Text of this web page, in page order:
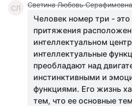
СЛ Светина Любовь Серафимовна
Человек номер три - это
притяжения
интеллектуальном
интеллектуальные
преобладают над
инстинктивными и
функциями. Его жизнь
тем, что ее основные